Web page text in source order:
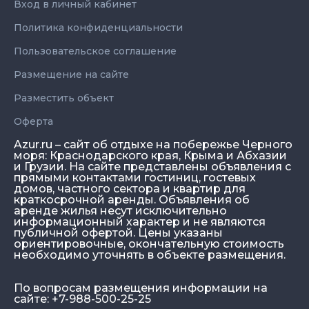
Azur.ru – сайт об отдыхе на побережье Черного
моря: Краснодарского края, Крыма и Абхазии
и Грузии. На сайте представлены объявления с
прямыми контактами гостиниц, гостевых
домов, частного сектора и квартир для
краткосрочной аренды. Объявления об
аренде жилья несут исключительно
информационный характер и не являются
публичной офертой. Цены указаны
ориентировочные, окончательную стоимость
необходимо уточнять в объекте размещения.
По вопросам размещения информации на
сайте: +7-988-500-25-25
Вход в личный кабинет
Политика конфиденциальности
Пользовательское соглашение
Размещение на сайте
Разместить объект
Оферта